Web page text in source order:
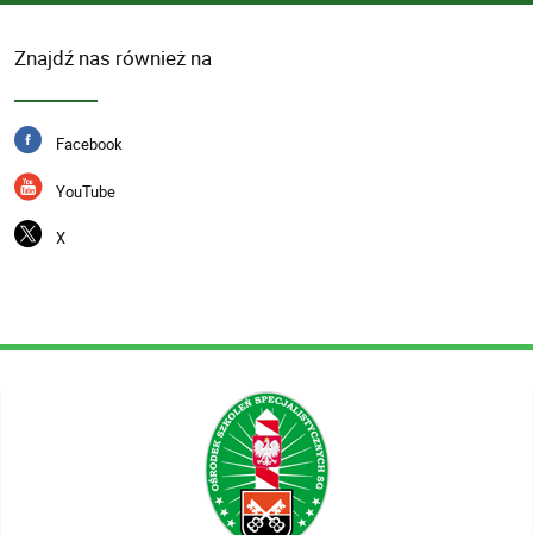
Znajdź nas również na
Facebook
YouTube
X